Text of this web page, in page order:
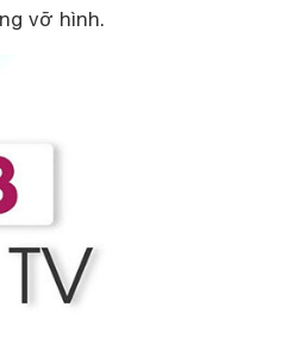
vỡ hình.